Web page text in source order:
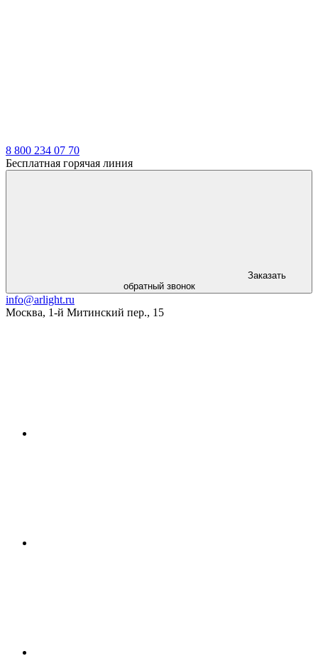
8 800 234 07 70
Бесплатная горячая линия
Заказать
обратный звонок
info@arlight.ru
Москва, 1-й Митинский пер., 15